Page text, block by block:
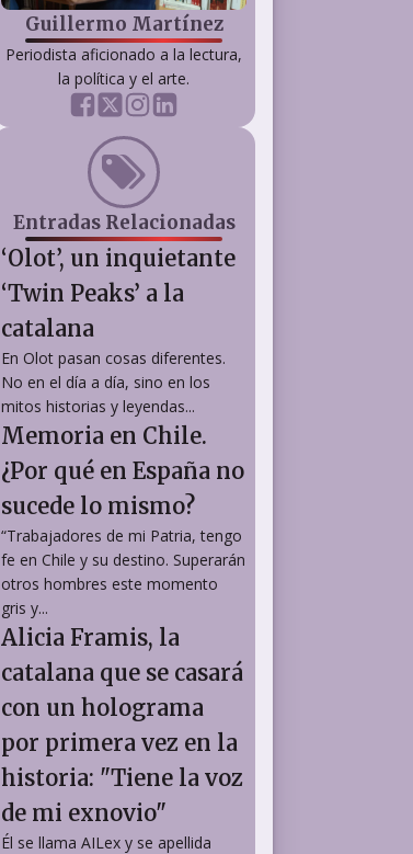
Guillermo Martínez
Periodista aficionado a la lectura,
la política y el arte.
Entradas Relacionadas
‘Olot’, un inquietante
‘Twin Peaks’ a la
catalana
En Olot pasan cosas diferentes.
No en el día a día, sino en los
mitos historias y leyendas...
Memoria en Chile.
¿Por qué en España no
sucede lo mismo?
“Trabajadores de mi Patria, tengo
fe en Chile y su destino. Superarán
otros hombres este momento
gris y...
Alicia Framis, la
catalana que se casará
con un holograma
por primera vez en la
historia: "Tiene la voz
de mi exnovio"
Él se llama AILex y se apellida